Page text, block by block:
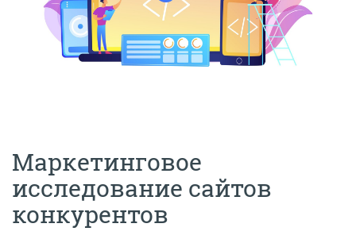
Маркетинговое
исследование сайтов
конкурентов